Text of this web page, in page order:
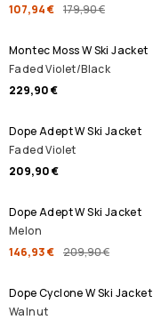
107,94 € 179,90 €
Montec Moss W Ski Jacket
Faded Violet/Black
229,90 €
Dope Adept W Ski Jacket
Faded Violet
209,90 €
REBAJAS
Dope Adept W Ski Jacket
Melon
146,93 € 209,90 €
Dope Cyclone W Ski Jacket
Walnut